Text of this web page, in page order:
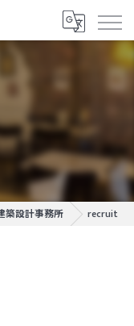
築設計事務所 recruit